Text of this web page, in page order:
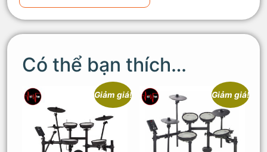
Có thể bạn thích…
Giảm giá! Giảm giá!